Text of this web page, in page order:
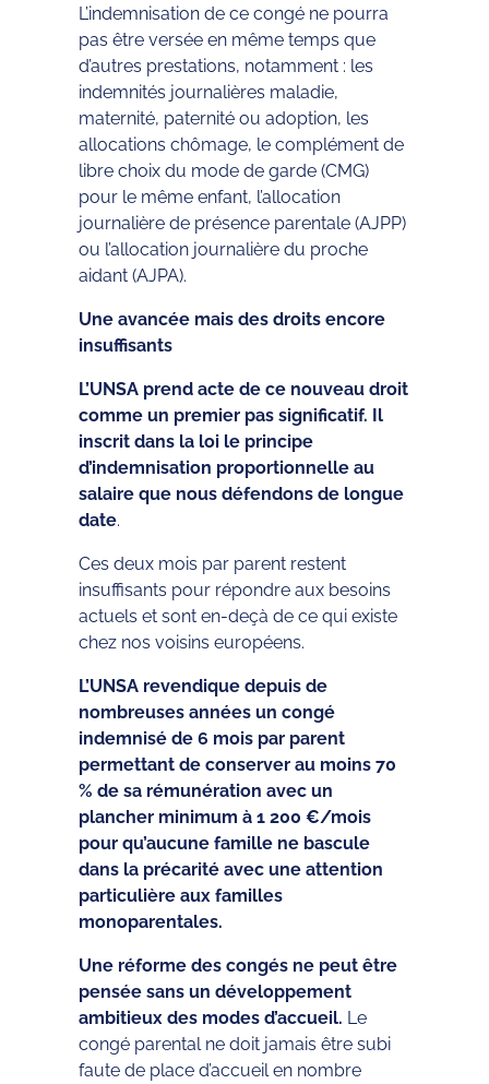
L’indemnisation de ce congé ne pourra
pas être versée en même temps que
d’autres prestations, notamment : les
indemnités journalières maladie,
maternité, paternité ou adoption, les
allocations chômage, le complément de
libre choix du mode de garde (CMG)
pour le même enfant, l’allocation
journalière de présence parentale (AJPP)
ou l’allocation journalière du proche
aidant (AJPA).
Une avancée mais des droits encore
insuffisants
L’UNSA prend acte de ce nouveau droit
comme un premier pas significatif. Il
inscrit dans la loi le principe
d’indemnisation proportionnelle au
salaire que nous défendons de longue
date.
Ces deux mois par parent restent
insuffisants pour répondre aux besoins
actuels et sont en-deçà de ce qui existe
chez nos voisins européens.
L’UNSA revendique depuis de
nombreuses années un congé
indemnisé de 6 mois par parent
permettant de conserver au moins 70
% de sa rémunération avec un
plancher minimum à 1 200 €/mois
pour qu’aucune famille ne bascule
dans la précarité avec une attention
particulière aux familles
monoparentales.
Une réforme des congés ne peut être
pensée sans un développement
ambitieux des modes d’accueil. Le
congé parental ne doit jamais être subi
faute de place d’accueil en nombre